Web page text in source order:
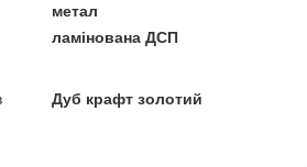
метал
ламінована ДСП
Дуб крафт золотий